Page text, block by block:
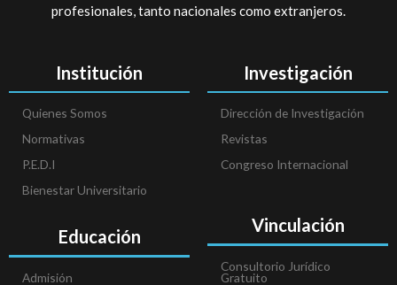
profesionales, tanto nacionales como extranjeros.
Institución
Quienes Somos
Normativas
P.E.D.I
Bienestar Universitario
Educación
Admisión
Investigación
Dirección de Investigación
Revistas
Congreso Internacional
Vinculación
Consultorio Jurídico
Gratuito